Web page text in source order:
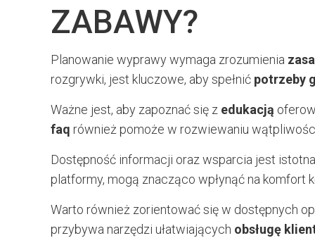
ZABAWY?
Planowanie wyprawy wymaga zrozumienia
rozgrywki, jest kluczowe, aby spełnić potrzeby
Ważne jest, aby zapoznać się z edukacją
faq również pomoże w rozwiewaniu
Dostępność informacji oraz wsparcia jest
platformy, mogą znacząco wpłynąć na komfort
Warto również zorientować się w dostępnych
przybywa narzędzi ułatwiających obsługę